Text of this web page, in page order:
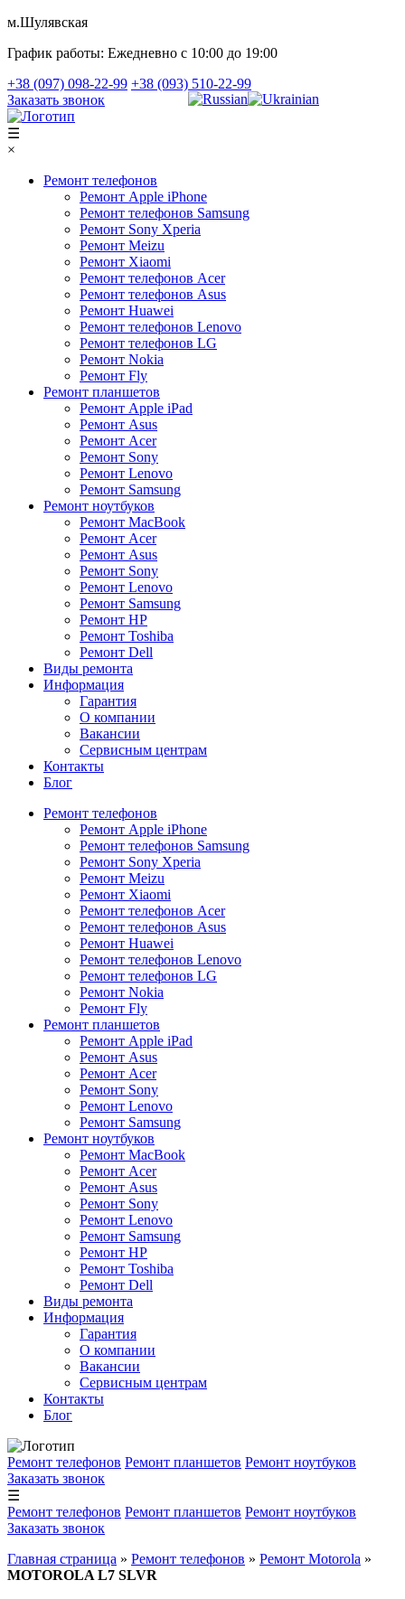
м.Шулявская
График работы: Ежедневно с 10:00 до 19:00
+38 (097) 098-22-99 +38 (093) 510-22-99
Заказать звонок
☰
×
Ремонт телефонов
Ремонт Apple iPhone
Ремонт телефонов Samsung
Ремонт Sony Xperia
Ремонт Meizu
Ремонт Xiaomi
Ремонт телефонов Acer
Ремонт телефонов Asus
Ремонт Huawei
Ремонт телефонов Lenovo
Ремонт телефонов LG
Ремонт Nokia
Ремонт Fly
Ремонт планшетов
Ремонт Apple iPad
Ремонт Asus
Ремонт Acer
Ремонт Sony
Ремонт Lenovo
Ремонт Samsung
Ремонт ноутбуков
Ремонт MacBook
Ремонт Acer
Ремонт Asus
Ремонт Sony
Ремонт Lenovo
Ремонт Samsung
Ремонт HP
Ремонт Toshiba
Ремонт Dell
Виды ремонта
Информация
Гарантия
О компании
Вакансии
Сервисным центрам
Контакты
Блог
Ремонт телефонов
Ремонт Apple iPhone
Ремонт телефонов Samsung
Ремонт Sony Xperia
Ремонт Meizu
Ремонт Xiaomi
Ремонт телефонов Acer
Ремонт телефонов Asus
Ремонт Huawei
Ремонт телефонов Lenovo
Ремонт телефонов LG
Ремонт Nokia
Ремонт Fly
Ремонт планшетов
Ремонт Apple iPad
Ремонт Asus
Ремонт Acer
Ремонт Sony
Ремонт Lenovo
Ремонт Samsung
Ремонт ноутбуков
Ремонт MacBook
Ремонт Acer
Ремонт Asus
Ремонт Sony
Ремонт Lenovo
Ремонт Samsung
Ремонт HP
Ремонт Toshiba
Ремонт Dell
Виды ремонта
Информация
Гарантия
О компании
Вакансии
Сервисным центрам
Контакты
Блог
Ремонт телефонов Ремонт планшетов Ремонт ноутбуков
Заказать звонок
☰
Ремонт телефонов Ремонт планшетов Ремонт ноутбуков
Заказать звонок
Главная страница » Ремонт телефонов » Ремонт Motorola »
MOTOROLA L7 SLVR